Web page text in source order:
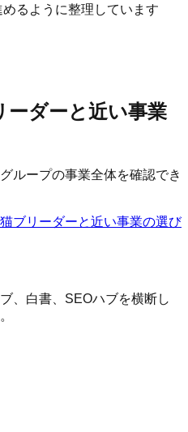
るように整理しています
ーダーと近い事業
ループの事業全体を確認でき
猫ブリーダーと近い事業の選び
、白書、SEOハブを横断し